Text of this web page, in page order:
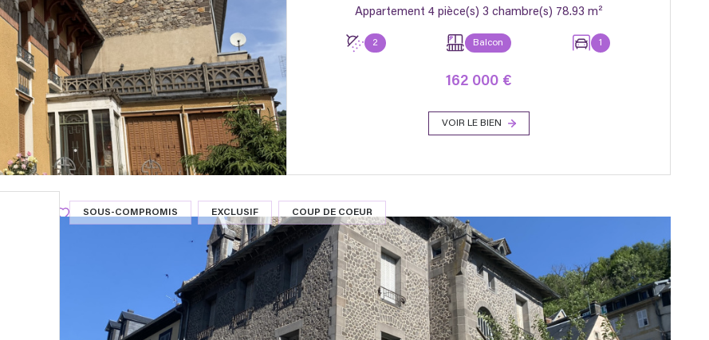
Appartement 4 pièce(s) 3 chambre(s) 78.93 m²
2 Balcon 1
162 000 €
VOIR LE BIEN
SOUS-COMPROMIS EXCLUSIF COUP DE COEUR